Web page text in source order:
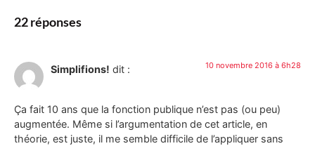
22 réponses
Simplifions! dit : 10 novembre 2016 à 6h28
Ça fait 10 ans que la fonction publique n’est pas (ou peu)
augmentée. Même si l’argumentation de cet article, en
théorie, est juste, il me semble difficile de l’appliquer sans